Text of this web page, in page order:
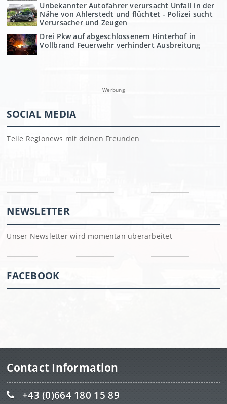
Unbekannter Autofahrer verursacht Unfall in der
Nähe von Ahlerstedt und flüchtet - Polizei sucht
Verursacher und Zeugen
Drei Pkw auf abgeschlossenem Hinterhof in
Vollbrand Feuerwehr verhindert Ausbreitung
Werbung
SOCIAL MEDIA
Teile Regionews mit deinen Freunden
NEWSLETTER
Unser Newsletter wird momentan überarbeitet
FACEBOOK
Contact Information
+43 (0)664 180 15 89